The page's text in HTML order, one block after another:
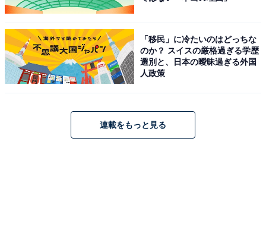
温泉山荘だいこんの花（画像：「温泉山荘だいこんの花」公式Webサイト
より）
「温泉山荘だいこんの花」は、蔵王の麓、約1万坪の自
天風呂や大風呂では、森と一体となる贅沢な湯浴みを楽
しめます。お食事は自家菜園や地元の採れたて野菜が主
「移民」に冷たいのはどっちな
のか？ スイスの厳格過ぎる学歴
選別と、日本の曖昧過ぎる外国
人政策
連載をもっと見る